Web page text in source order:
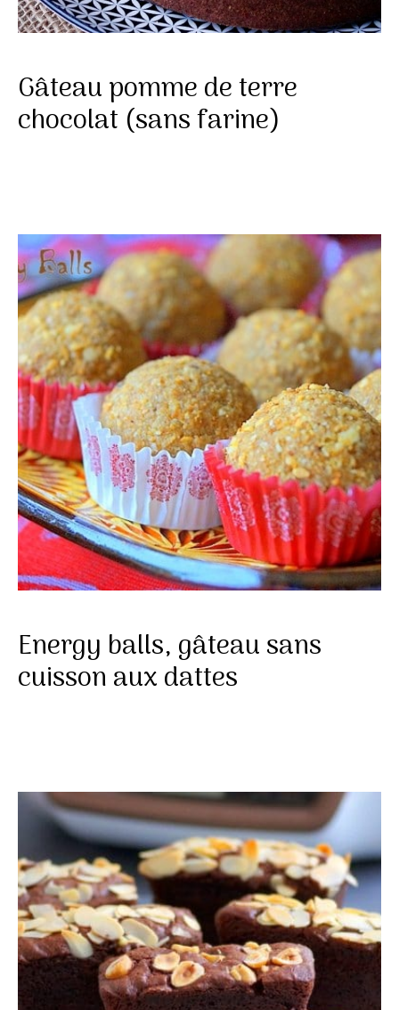
Gâteau pomme de terre
chocolat (sans farine)
Energy balls, gâteau sans
cuisson aux dattes